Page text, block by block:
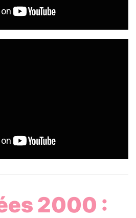
2000 :